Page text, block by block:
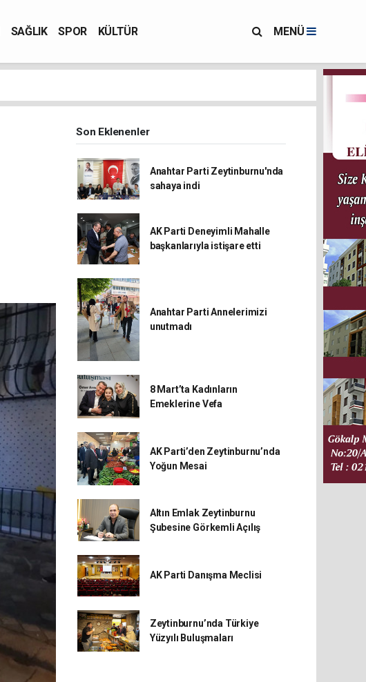
SAĞLIK SPOR KÜLTÜR MENÜ
Son Eklenenler
Anahtar Parti Zeytinburnu'nda
sahaya indi
AK Parti Deneyimli Mahalle
başkanlarıyla istişare etti
Anahtar Parti Annelerimizi
unutmadı
8 Mart’ta Kadınların
Emeklerine Vefa
AK Parti’den Zeytinburnu’nda
Yoğun Mesai
Altın Emlak Zeytinburnu
Şubesine Görkemli Açılış
AK Parti Danışma Meclisi
Zeytinburnu’nda Türkiye
Yüzyılı Buluşmaları